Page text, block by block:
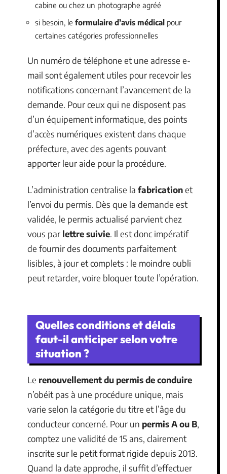
cabine ou chez un photographe agréé
si besoin, le formulaire d’avis médical pour
certaines catégories professionnelles
Un numéro de téléphone et une adresse e-
mail sont également utiles pour recevoir les
notifications concernant l’avancement de la
demande. Pour ceux qui ne disposent pas
d’un équipement informatique, des points
d’accès numériques existent dans chaque
préfecture, avec des agents pouvant
apporter leur aide pour la procédure.
L’administration centralise la fabricationet
l’envoi du permis. Dès que la demande est
validée, le permis actualisé parvient chez
vous par lettre suivie. Il est donc impératif
de fournir des documents parfaitement
lisibles, à jour et complets : le moindre oubli
peut retarder, voire bloquer toute l’opération.
Quelles conditions et délais
faut-il anticiper selon votre
situation ?
Le renouvellement du permis de conduire
n’obéit pas à une procédure unique, mais
varie selon la catégorie du titre et l’âge du
conducteur concerné. Pour un permis A ou B,
comptez une validité de 15 ans, clairement
inscrite sur le petit format rigide depuis 2013.
Quand la date approche, il suffit d’effectuer